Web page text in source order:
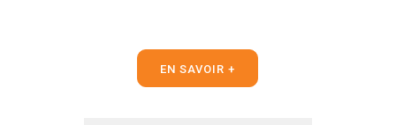
EN SAVOIR +